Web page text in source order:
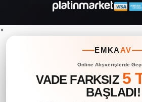
×
EMKAAV
Online Alışverişlerde
VADE FARKSIZ 5
BAŞLADI!